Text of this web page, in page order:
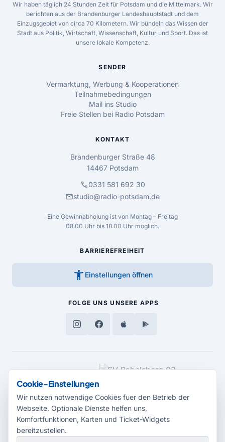
Wir haben täglich 24 Stunden Zeit für Potsdam und die Mittelmark. Wir
berichten aus der Brandenburger Landeshauptstadt und dem
Einzugsgebiet von circa 70 Kilometern. Wir bündeln das Wissen der
Stadt aus Politik, Wirtschaft, Wissenschaft, Kultur und Sport. Das ist
unsere lokale Kompetenz.
SENDER
Vermarktung, Werbung & Kooperationen
Teilnahmebedingungen
Mail ins Studio
Freie Stellen bei Radio Potsdam
KONTAKT
Brandenburger Straße 48
14467 Potsdam
call0331 581 692 30
mailstudio@radio-potsdam.de
Eine Gewinnabholung ist von Montag – Freitag
08.00 Uhr bis 18.00 Uhr möglich.
BARRIEREFREIHEIT
accessibility_new Einstellungen öffnen
FOLGE UNS UNSERE APPS
MEDIENPARTNER
Cookie-Einstellungen
Wir nutzen notwendige Cookies fuer den Betrieb der
Webseite. Optionale Dienste helfen uns,
Komfortfunktionen, Karten und Ticket-Widgets
bereitzustellen.